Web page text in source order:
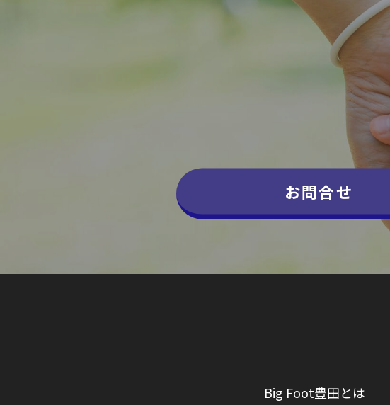
お問合せ
Big Foot豊田とは